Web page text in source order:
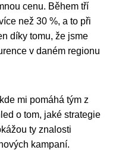
cenu. Během tří
než 30 %, a to při
díky tomu, že jsme
v daném regionu
mi pomáhá tým z
o tom, jaké strategie
ty znalosti
kampaní.